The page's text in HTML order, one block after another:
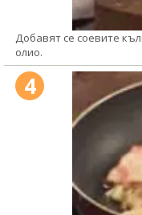
Добавят се соевите
олио.
4